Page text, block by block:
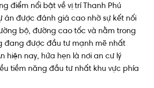
điểm nổi bật về vị trí Thanh Phú
án được đánh giá cao nhờ sự kết nối
bộ, đường cao tốc và nằm trong
đang được đầu tư mạnh mẽ nhất
hiện nay, hứa hẹn là nơi an cư lý
tiềm năng đầu tư nhất khu vực phía